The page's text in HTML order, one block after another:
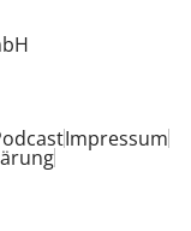
Impressum